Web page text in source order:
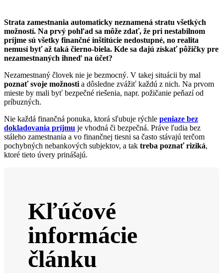
Strata zamestnania automaticky neznamená stratu všetkých
možností. Na prvý pohľad sa môže zdať, že pri nestabilnom
príjme sú všetky finančné inštitúcie nedostupné, no realita
nemusí byť až taká čierno-biela. Kde sa dajú získať pôžičky pre
nezamestnaných ihneď na účet?
Nezamestnaný človek nie je bezmocný. V takej situácii by mal
poznať svoje možnosti a dôsledne zvážiť každú z nich. Na prvom
mieste by mali byť bezpečné riešenia, napr. požičanie peňazí od
príbuzných.
Nie každá finančná ponuka, ktorá sľubuje rýchle peniaze bez
dokladovania príjmu je vhodná či bezpečná. Práve ľudia bez
stáleho zamestnania a vo finančnej tiesni sa často stávajú terčom
pochybných nebankových subjektov, a tak treba poznať riziká,
ktoré tieto úvery prinášajú.
Kľúčové
informácie
článku